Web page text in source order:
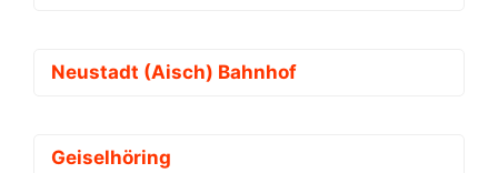
Neustadt (Aisch) Bahnhof
Geiselhöring